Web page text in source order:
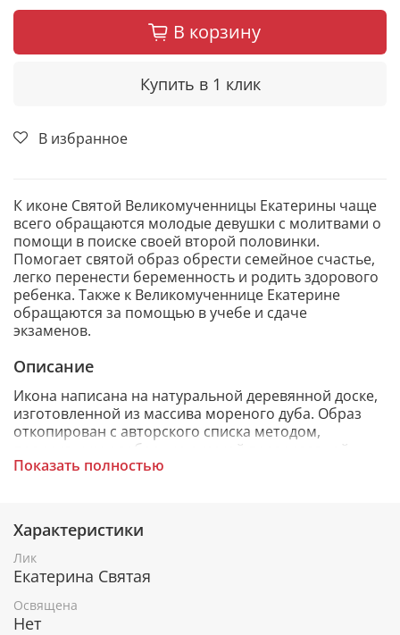
В корзину
Купить в 1 клик
В избранное
К иконе Святой Великомученницы Екатерины чаще
всего обращаются молодые девушки с молитвами о
помощи в поиске своей второй половинки.
Помогает святой образ обрести семейное счастье,
легко перенести беременность и родить здорового
ребенка. Также к Великомученнице Екатерине
обращаются за помощью в учебе и сдаче
экзаменов.
Описание
Икона написана на натуральной деревянной доске,
изготовленной из массива мореного дуба. Образ
откопирован с авторского списка методом,
получившим одобрение русской православной
церкви.
При окончательном оформлении образа
использовались специальные фронтажные грунты,
выравнивающие лаки и темперные краски. Венец и
поля иконы вручную украшены рельефным
орнаментом.
Показать полностью
Характеристики
Лик
Екатерина Святая
Освящена
Нет